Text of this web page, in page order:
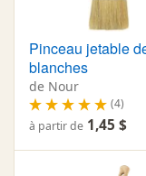
Pinceau jetable
blanches
de Nour
(4)
à partir de 1,45 $